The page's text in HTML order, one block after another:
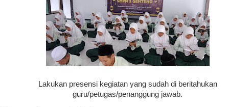
Lakukan presensi kegiatan yang sudah di beritahukan
guru/petugas/penanggung jawab.